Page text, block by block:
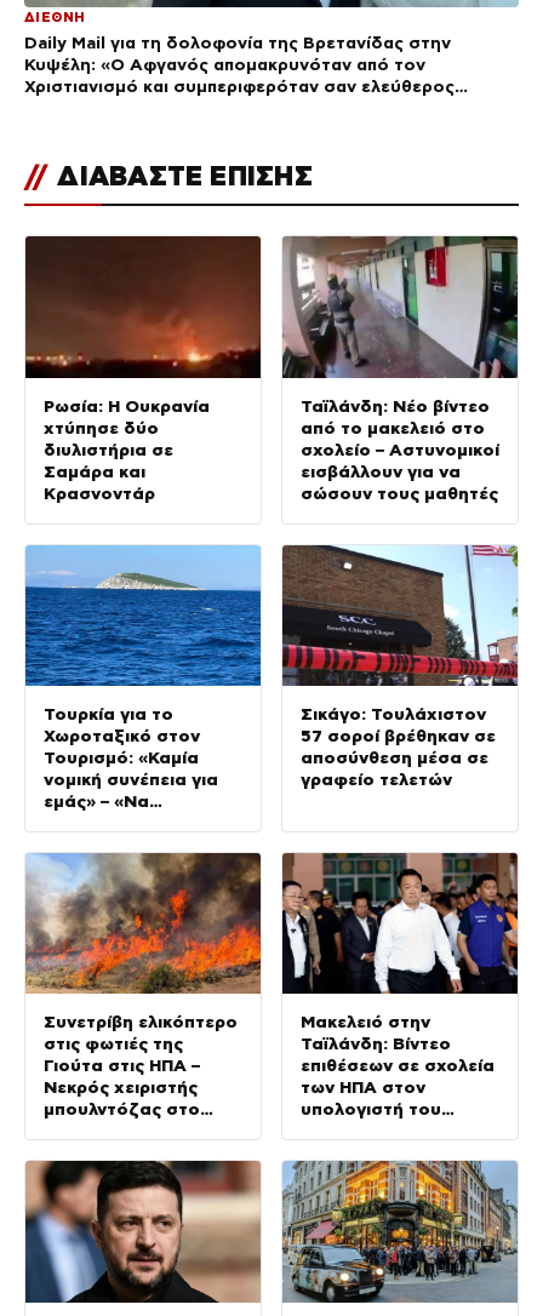
ΔΙΕΘΝΗ
Daily Mail για τη δολοφονία της Βρετανίδας στην
Κυψέλη: «Ο Αφγανός απομακρυνόταν από τον
Χριστιανισμό και συμπεριφερόταν σαν ελεύθερος
// ΔΙΑΒΑΣΤΕ ΕΠΙΣΗΣ
Ρωσία: Η Ουκρανία
χτύπησε δύο
διυλιστήρια σε
Σαμάρα και
Κρασνοντάρ
Ταϊλάνδη: Νέο βίντεο
από το μακελειό στο
σχολείο – Αστυνομικοί
εισβάλλουν για να
σώσουν τους μαθητές
Τουρκία για το
Χωροταξικό στον
Τουρισμό: «Καμία
νομική συνέπεια για
εμάς» – «Να
στο Αιγαίο»
Σικάγο: Τουλάχιστον
57 σοροί βρέθηκαν σε
αποσύνθεση μέσα σε
γραφείο τελετών
Συνετρίβη ελικόπτερο
στις φωτιές της
Γιούτα στις ΗΠΑ –
Νεκρός χειριστής
μπουλντόζας στο
Μακελειό στην
Ταϊλάνδη: Βίντεο
επιθέσεων σε σχολεία
των ΗΠΑ στον
υπολογιστή του
νομοθεσία για τα
όπλα